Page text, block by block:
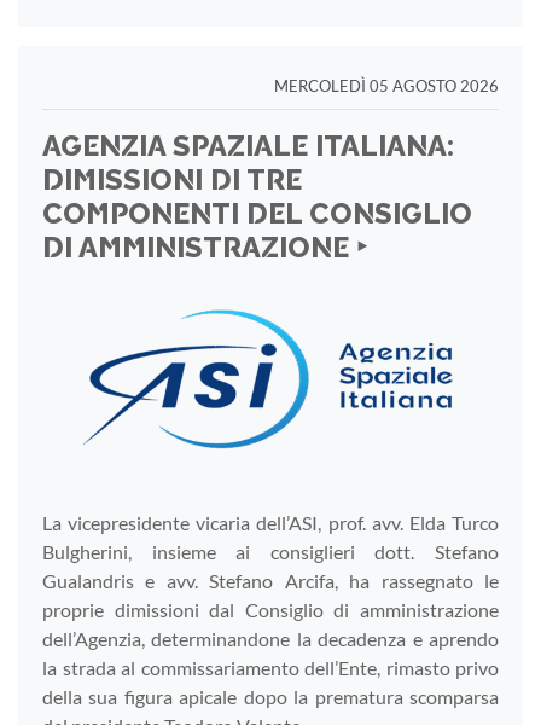
MERCOLEDÌ 05 AGOSTO 2026
AGENZIA SPAZIALE ITALIANA:
DIMISSIONI DI TRE
COMPONENTI DEL CONSIGLIO
DI AMMINISTRAZIONE ‣
La vicepresidente vicaria dell’ASI, prof. avv. Elda Turco
Bulgherini, insieme ai consiglieri dott. Stefano
Gualandris e avv. Stefano Arcifa, ha rassegnato le
proprie dimissioni dal Consiglio di amministrazione
dell’Agenzia, determinandone la decadenza e aprendo
la strada al commissariamento dell’Ente, rimasto privo
della sua figura apicale dopo la prematura scomparsa